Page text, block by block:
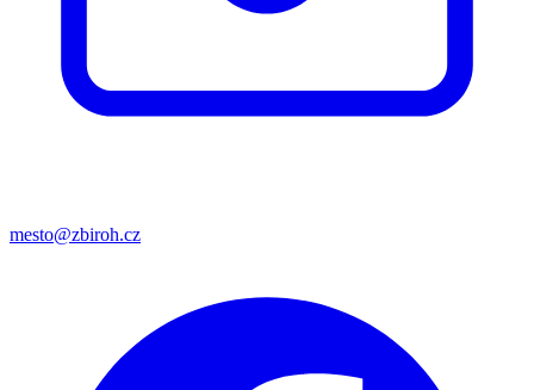
mesto@zbiroh.cz